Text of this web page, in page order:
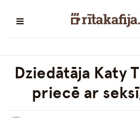
Dziedātāja Katy
priecē ar